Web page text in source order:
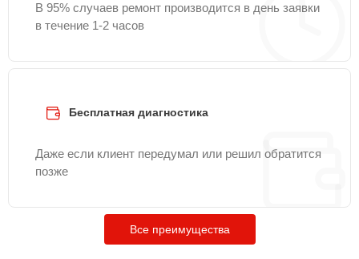
В 95% случаев ремонт производится в день заявки
в течение 1-2 часов
Бесплатная диагностика
Даже если клиент передумал или решил обратится
позже
Все преимущества